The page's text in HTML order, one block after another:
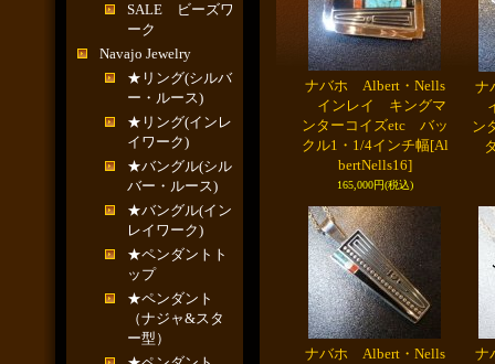
SALE ビーズワ
ーク
Navajo Jewelry
★リング(シルバ
ー・ルース)
★リング(インレ
イワーク)
★バングル(シル
バー・ルース)
★バングル(イン
レイワーク)
★ペンダントト
ップ
★ペンダント
（ナジャ&スタ
ー型）
ナバホ Albert・Nells
インレイ キングマ
ンターコイズetc バッ
クル1・1/4インチ幅[Al
bertNells16]
165,000円(税込)
ナ
ン
ナバホ Albert・Nells
ナ